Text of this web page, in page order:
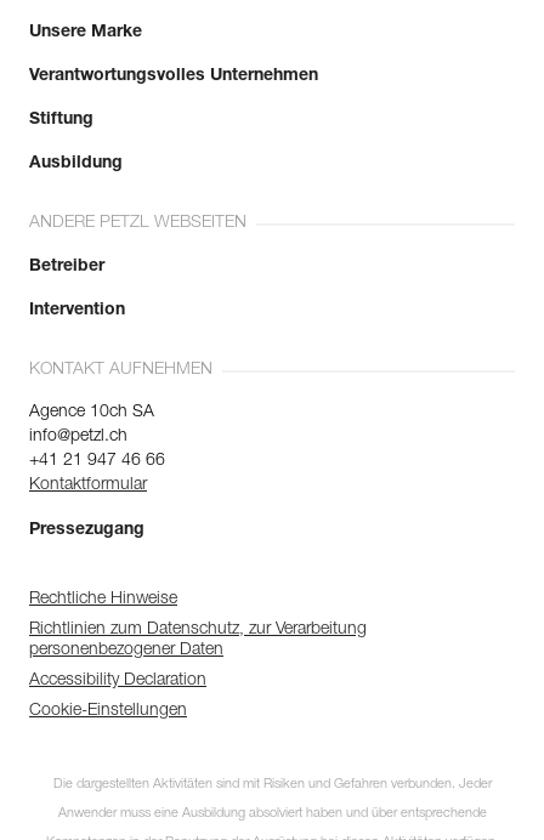
Unsere Marke
Verantwortungsvolles Unternehmen
Stiftung
Ausbildung
ANDERE PETZL WEBSEITEN
Betreiber
Intervention
KONTAKT AUFNEHMEN
Agence 10ch SA
info@petzl.ch
+41 21 947 46 66
Kontaktformular
Pressezugang
Rechtliche Hinweise
Richtlinien zum Datenschutz, zur Verarbeitung
personenbezogener Daten
Accessibility Declaration
Cookie-Einstellungen
Die dargestellten Aktivitäten sind mit Risiken und Gefahren verbunden. Jeder
Anwender muss eine Ausbildung absolviert haben und über entsprechende